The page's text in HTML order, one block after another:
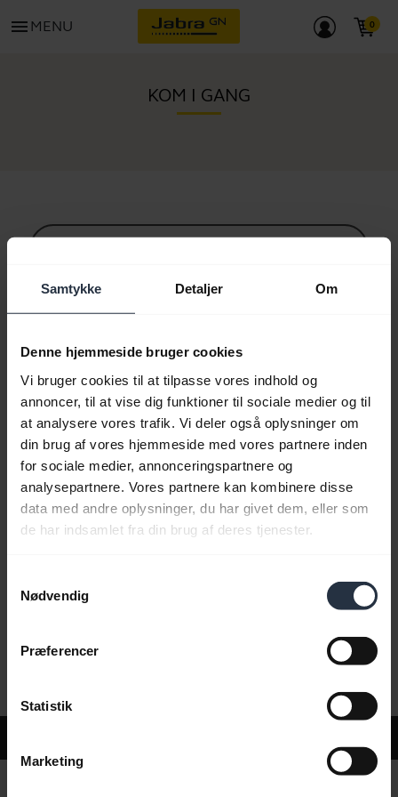
Samtykke Detaljer Om
Denne hjemmeside bruger cookies
Vi bruger cookies til at tilpasse vores indhold og
annoncer, til at vise dig funktioner til sociale medier og til
at analysere vores trafik. Vi deler også oplysninger om
din brug af vores hjemmeside med vores partnere inden
for sociale medier, annonceringspartnere og
analysepartnere. Vores partnere kan kombinere disse
data med andre oplysninger, du har givet dem, eller som
de har indsamlet fra din brug af deres tjenester.
Nødvendig
Præferencer
Statistik
Marketing
menu MENU
KOM I GANG
Bluetooth parringsguide
Ofte stillede spørgsmål
Produktdokumenter